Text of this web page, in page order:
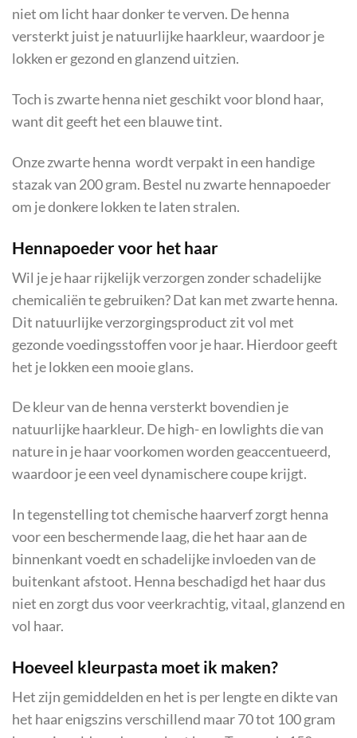
niet om licht haar donker te verven. De henna
versterkt juist je natuurlijke haarkleur, waardoor je
lokken er gezond en glanzend uitzien.
Toch is zwarte henna niet geschikt voor blond haar,
want dit geeft het een blauwe tint.
Onze zwarte henna wordt verpakt in een handige
stazak van 200 gram. Bestel nu zwarte hennapoeder
om je donkere lokken te laten stralen.
Hennapoeder voor het haar
Wil je je haar rijkelijk verzorgen zonder schadelijke
chemicaliën te gebruiken? Dat kan met zwarte henna.
Dit natuurlijke verzorgingsproduct zit vol met
gezonde voedingsstoffen voor je haar. Hierdoor geeft
het je lokken een mooie glans.
De kleur van de henna versterkt bovendien je
natuurlijke haarkleur. De high- en lowlights die van
nature in je haar voorkomen worden geaccentueerd,
waardoor je een veel dynamischere coupe krijgt.
In tegenstelling tot chemische haarverf zorgt henna
voor een beschermende laag, die het haar aan de
binnenkant voedt en schadelijke invloeden van de
buitenkant afstoot. Henna beschadigd het haar dus
niet en zorgt dus voor veerkrachtig, vitaal, glanzend en
vol haar.
Hoeveel kleurpasta moet ik maken?
Het zijn gemiddelden en het is per lengte en dikte van
het haar enigszins verschillend maar 70 tot 100 gram